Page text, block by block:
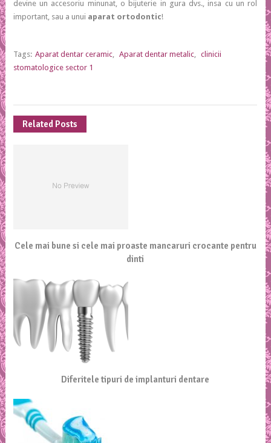
devine un accesoriu minunat, o bijuterie in gura dvs., insa cu un rol
important, sau a unui aparat ortodontic!
Tags: Aparat dentar ceramic, Aparat dentar metalic, clinicii
stomatologice sector 1
Related Posts
Cele mai bune si cele mai proaste mancaruri crocante pentru
dinti
Diferitele tipuri de implanturi dentare